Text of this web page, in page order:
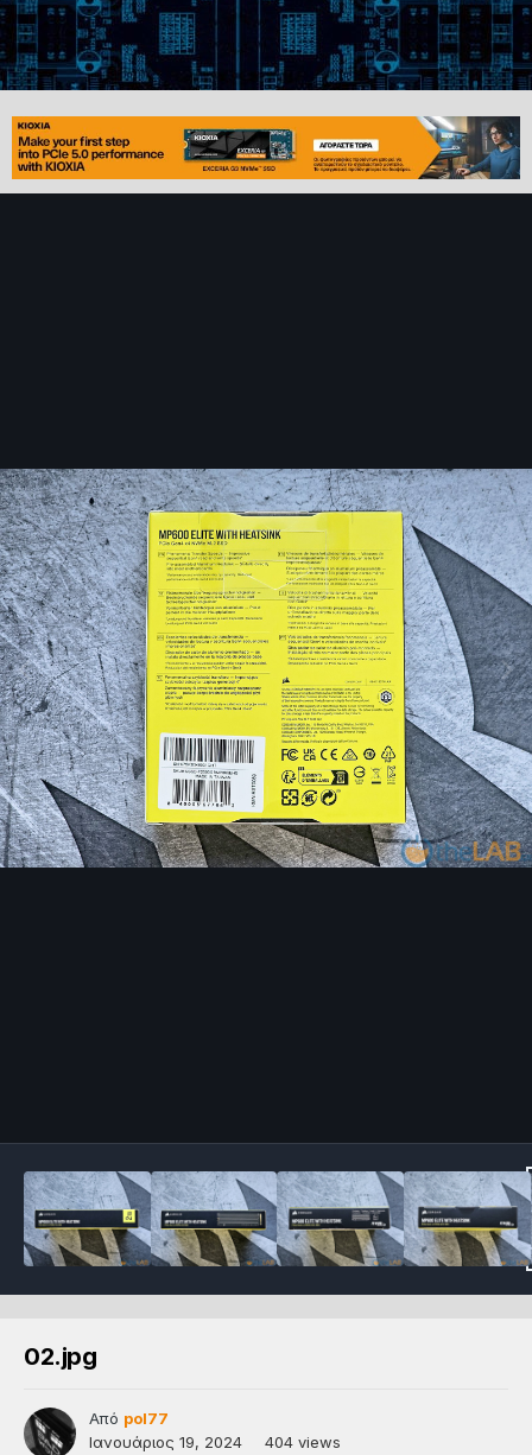
02.jpg
Από pol77
Ιανουάριος 19, 2024
404 views